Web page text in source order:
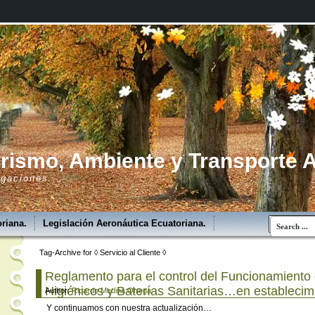
Ambiente y Transporte
Legislación Aeronáutica Ecuatoriana.
Legislación Turística Ecuatoriana
Turistico (Ecuador).
Fotos
Tag-Archive for ◊ Servicio al Cliente ◊
Reglamento para el control del
Higiénicos y Baterías Sanitarias…en
Author:Ricardo Medina Ortega
Y continuamos con nuestra actualización…